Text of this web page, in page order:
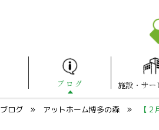
ブログ 施設 ・ サー
ケアス
福岡100プ
けいあい
照葉けいあ
ブログ アットホーム博多の森 【